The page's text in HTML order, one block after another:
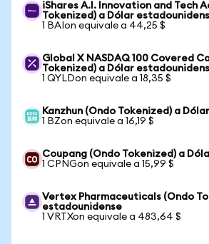
iShares A.I. Innovation and Tech
Tokenized) a Dólar
1 BAIon equivale a 44,25 $
Global X NASDAQ 100 Covered
Tokenized) a Dólar
1 QYLDon equivale a 18,35 $
Kanzhun (Ondo Tokenized) a
1 BZon equivale a 16,19 $
Coupang (Ondo Tokenized) a
1 CPNGon equivale a 15,99 $
Vertex Pharmaceuticals (Ondo
estadounidense
1 VRTXon equivale a 483,64 $